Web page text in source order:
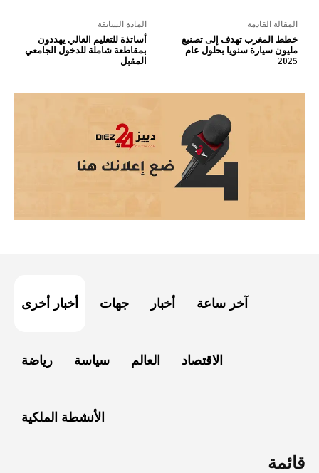
المادة السابقة
أساتذة للتعليم العالي يهددون
بمقاطعة شاملة للدخول الجامعي
المقبل
المقالة القادمة
خطط المغرب تهدف إلى تصنيع
مليون سيارة سنويا بحلول عام
أخبار أخرى جهات أخبار آخر ساعة
رياضة سياسة العالم الاقتصاد
الأنشطة الملكية
قائمة